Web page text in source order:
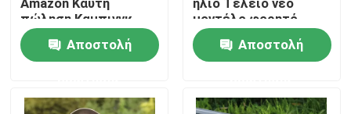
Σπίτι
Προϊόντα
Βίντεο
Amazon Καυτή
πώληση Καμπινγκ
Κούφες και γκριλ
Αποστολή
ήλιο Τέλειο νέο
μοντέλο φορητό
ηλιακό φούρνο BBQ
κουζίνα Αρχίζοντας
να μαγειρεύει με τον
Αποστολή